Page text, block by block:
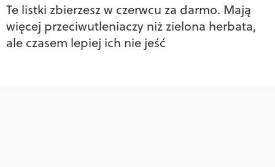
Te listki zbierzesz w czerwcu za darmo. Mają
więcej przeciwutleniaczy niż zielona herbata,
ale czasem lepiej ich nie jeść